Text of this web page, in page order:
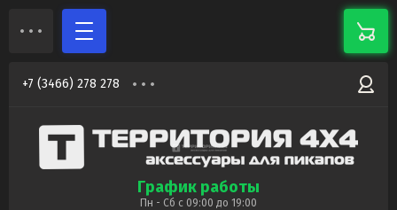
+7 (3466) 278 278
График работы
Пн - Сб с 09:00 до 19:00